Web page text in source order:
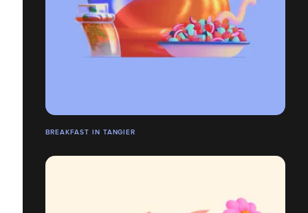
BREAKFAST IN TANGIER